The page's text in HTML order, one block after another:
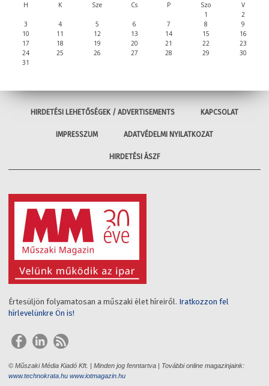
H K Sze Cs P Szo
V
1
2
3
4 5 6 7 8
9
10
11 12 13 14 15
16
17
18 19 20 21 22
23
24
25 26 27 28 29
30
31
HIRDETÉSI LEHETŐSÉGEK / ADVERTISEMENTS KAPCSOLAT
IMPRESSZUM ADATVÉDELMI NYILATKOZAT
HIRDETÉSI ÁSZF
Értesüljön folyamatosan a műszaki élet híreiről. Iratkozzon fel
hírlevelünkre Ön is!
© Műszaki Média Kiadó Kft. | Minden jog fenntartva | További online magazinjaink:
www.technokrata.hu www.iotmagazin.hu